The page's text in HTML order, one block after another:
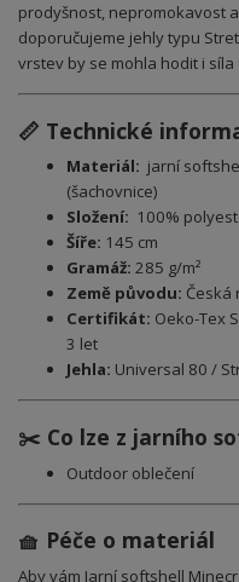
prodyšnost, nepromokavost
doporučujeme jehly typu
vrstev by se mohla hodit i síla
📏 Technické
Materiál: jarní
(šachovnice)
Složení: 100%
Šíře: 145 cm
Gramáž: 285 g/m²
Země původu: Česká
Certifikát: Oeko-Tex
3 let
Jehla: Universal 80 /
✂️ Co lze z jarního
Outdoor oblečení
🧺 Péče o materiál
Aby vám Jarní softshell